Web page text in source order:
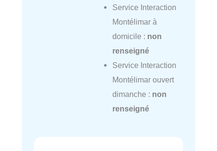
Service Interaction
Montélimar à
domicile : non
renseigné
Service Interaction
Montélimar ouvert
dimanche : non
renseigné